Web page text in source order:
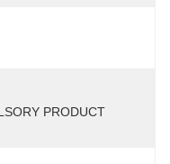
PRODUCT